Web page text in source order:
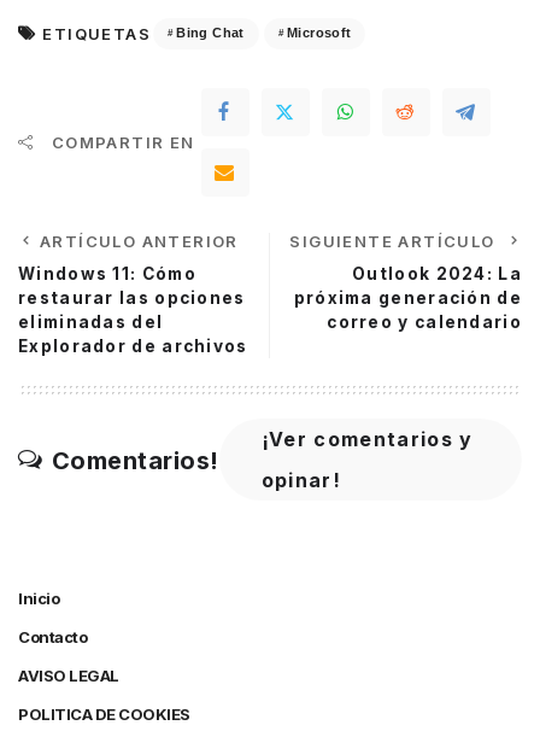
ETIQUETAS Bing Chat Microsoft
COMPARTIR EN
ARTÍCULO ANTERIOR
Windows 11: Cómo
restaurar las opciones
eliminadas del
Explorador de archivos
SIGUIENTE ARTÍCULO
Outlook 2024: La
próxima generación de
correo y calendario
Comentarios!
¡Ver comentarios y
opinar!
Inicio
Contacto
AVISO LEGAL
POLITICA DE COOKIES